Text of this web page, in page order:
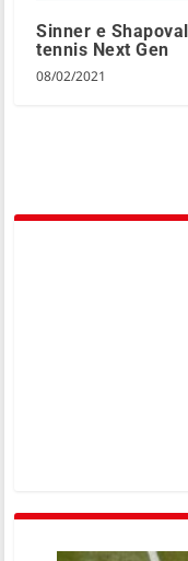
Sinner e
tennis Next Gen
08/02/2021